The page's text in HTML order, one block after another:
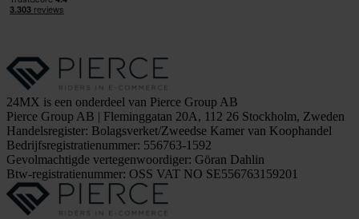
24MX is een onderdeel van Pierce Group AB
Pierce Group AB | Fleminggatan 20A, 112 26 Stockholm, Zweden
Handelsregister: Bolagsverket/Zweedse Kamer van Koophandel
Bedrijfsregistratienummer: 556763-1592
Gevolmachtigde vertegenwoordiger: Göran Dahlin
Btw-registratienummer: OSS VAT NO SE556763159201